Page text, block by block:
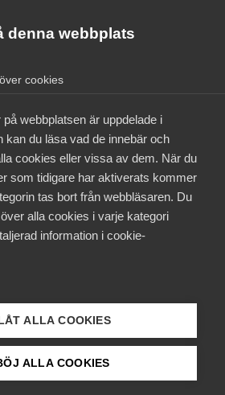
denna webbplats
cookies
webbplatsen är uppdelade i
kan du läsa vad de innebär och
cookies eller vissa av dem. När du
som tidigare har aktiverats kommer
tas bort från webbläsaren. Du
alla cookies i varje kategori
information i cookie-
ALLA COOKIES
ALLA COOKIES
om grupp­
–
till nya EU-